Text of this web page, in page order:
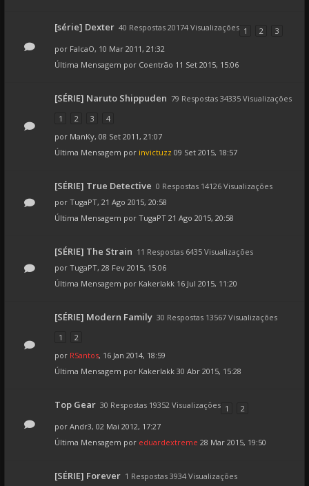
[série] Dexter 40 Respostas 20174 Visualizações 1 2
3
por FalcaO, 10 Mar 2011, 21:32
Última Mensagem por Coentrão 11 Set 2015, 15:06
[SÉRIE] Naruto Shippuden 79 Respostas 34335 Visualizações
1
2 3
4
por ManKy, 08 Set 2011, 21:07
Última Mensagem por invictuzz 09 Set 2015, 18:57
[SÉRIE] True Detective 0 Respostas 14126 Visualizações
por TugaPT, 21 Ago 2015, 20:58
Última Mensagem por TugaPT 21 Ago 2015, 20:58
[SÉRIE] The Strain 11 Respostas 6435 Visualizações
por TugaPT, 28 Fev 2015, 15:06
Última Mensagem por Kakerlakk 16 Jul 2015, 11:20
[SÉRIE] Modern Family 30 Respostas 13567 Visualizações
1
2
por RSantos, 16 Jan 2014, 18:59
Última Mensagem por Kakerlakk 30 Abr 2015, 15:28
Top Gear 30 Respostas 19352 Visualizações 1
2
por Andr3, 02 Mai 2012, 17:27
Última Mensagem por eduardextreme 28 Mar 2015, 19:50
[SÉRIE] Forever 1 Respostas 3934 Visualizações